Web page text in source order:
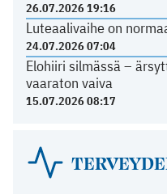
26.07.2026 19:16
Luteaalivaihe on
24.07.2026 07:04
Elohiiri silmässä –
vaaraton vaiva
15.07.2026 08:17